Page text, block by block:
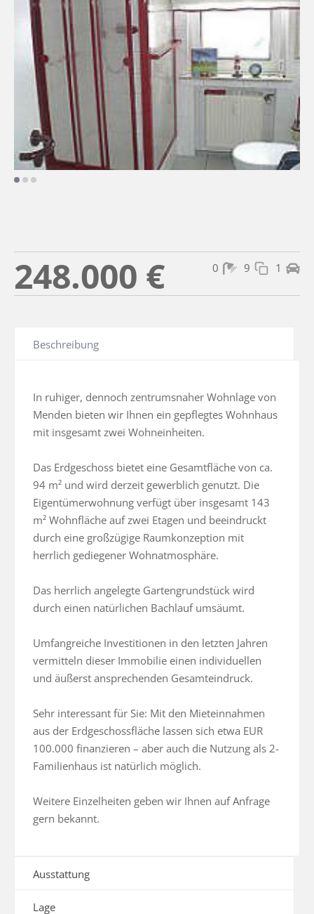
248.000 € 1
9
0
Beschreibung
In ruhiger, dennoch zentrumsnaher Wohnlage von
Menden bieten wir Ihnen ein gepflegtes Wohnhaus
mit insgesamt zwei Wohneinheiten.
Das Erdgeschoss bietet eine Gesamtfläche von ca.
94 m² und wird derzeit gewerblich genutzt. Die
Eigentümerwohnung verfügt über insgesamt 143
m² Wohnfläche auf zwei Etagen und beeindruckt
durch eine großzügige Raumkonzeption mit
herrlich gediegener Wohnatmosphäre.
Das herrlich angelegte Gartengrundstück wird
durch einen natürlichen Bachlauf umsäumt.
Umfangreiche Investitionen in den letzten Jahren
vermitteln dieser Immobilie einen individuellen
und äußerst ansprechenden Gesamteindruck.
Sehr interessant für Sie: Mit den Mieteinnahmen
aus der Erdgeschossfläche lassen sich etwa EUR
100.000 finanzieren – aber auch die Nutzung als 2-
Familienhaus ist natürlich möglich.
Weitere Einzelheiten geben wir Ihnen auf Anfrage
gern bekannt.
Ausstattung
Lage